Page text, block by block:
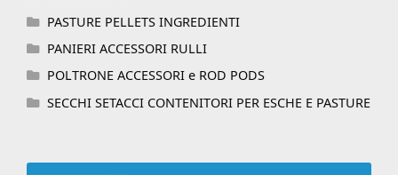
PASTURE PELLETS INGREDIENTI
PANIERI ACCESSORI RULLI
POLTRONE ACCESSORI e ROD PODS
SECCHI SETACCI CONTENITORI PER ESCHE E PASTURE